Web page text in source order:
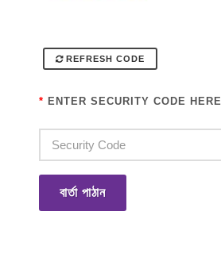
REFRESH CODE
* ENTER SECURITY CODE HERE
বার্তা পাঠান